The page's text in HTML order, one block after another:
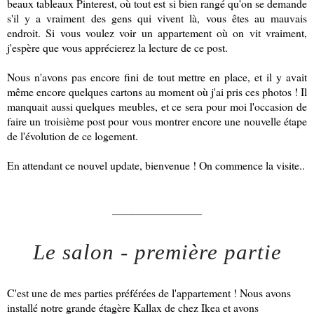
beaux tableaux Pinterest, où tout est si bien rangé qu'on se demande
s'il y a vraiment des gens qui vivent là, vous êtes au mauvais
endroit. Si vous voulez voir un appartement où on vit vraiment,
j'espère que vous apprécierez la lecture de ce post.
Nous n'avons pas encore fini de tout mettre en place, et il y avait
même encore quelques cartons au moment où j'ai pris ces photos ! Il
manquait aussi quelques meubles, et ce sera pour moi l'occasion de
faire un troisième post pour vous montrer encore une nouvelle étape
de l'évolution de ce logement.
En attendant ce nouvel update, bienvenue ! On commence la visite..
Le salon - première partie
C'est une de mes parties préférées de l'appartement ! Nous avons
installé notre grande étagère Kallax de chez Ikea et avons